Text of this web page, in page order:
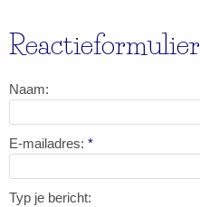
Reactieformulier
Naam:
E-mailadres: *
Typ je bericht: